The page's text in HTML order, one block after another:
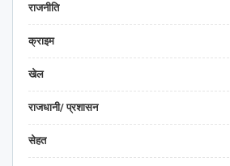
राजनीति
क्राइम
खेल
राजधानी/ प्रशासन
सेहत